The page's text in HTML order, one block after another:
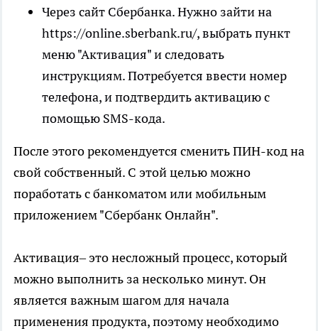
Через сайт Сбербанка. Нужно зайти на
https://online.sberbank.ru/, выбрать пункт
меню "Активация" и следовать
инструкциям. Потребуется ввести номер
телефона, и подтвердить активацию с
помощью SMS-кода.
После этого рекомендуется сменить ПИН-код на
свой собственный. С этой целью можно
поработать с банкоматом или мобильным
приложением "Сбербанк Онлайн".
Активация– это несложный процесс, который
можно выполнить за несколько минут. Он
является важным шагом для начала
применения продукта, поэтому необходимо